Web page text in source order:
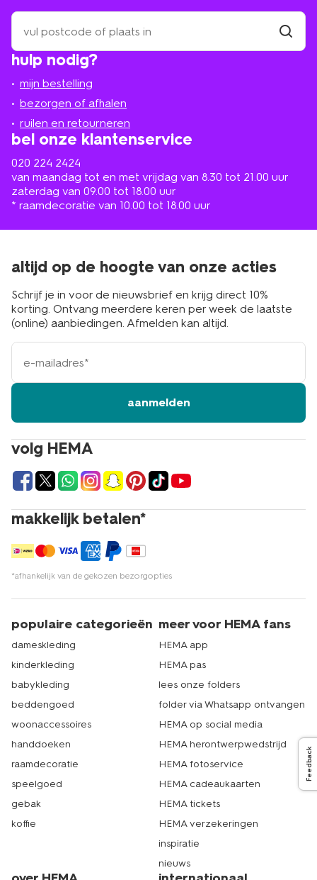
hulp nodig?
mijn bestelling
bezorgen of afhalen
ruilen en retourneren
bel onze klantenservice
020 224 2424
van maandag tot en met vrijdag van 8.30 tot 21.00 uur
zaterdag van 09.00 tot 18.00 uur
* raamdecoratie van 10.00 tot 18.00 uur
zoek
een
winkel
bij
in
de
buurt
volg HEMA
makkelijk betalen*
*afhankelijk van de gekozen bezorgopties
altijd op de hoogte van onze acties
Schrijf je in voor de nieuwsbrief en krijg direct 10%
korting. Ontvang meerdere keren per week de laatste
(online) aanbiedingen. Afmelden kan altijd.
e-
mailadres
aanmelden
populaire categorieën
dameskleding
kinderkleding
babykleding
beddengoed
woonaccessoires
handdoeken
raamdecoratie
speelgoed
gebak
koffie
meer voor HEMA fans
HEMA app
HEMA pas
lees onze folders
folder via Whatsapp ontvangen
HEMA op social media
HEMA herontwerpwedstrijd
HEMA fotoservice
HEMA cadeaukaarten
HEMA tickets
HEMA verzekeringen
inspiratie
nieuws
Feedback